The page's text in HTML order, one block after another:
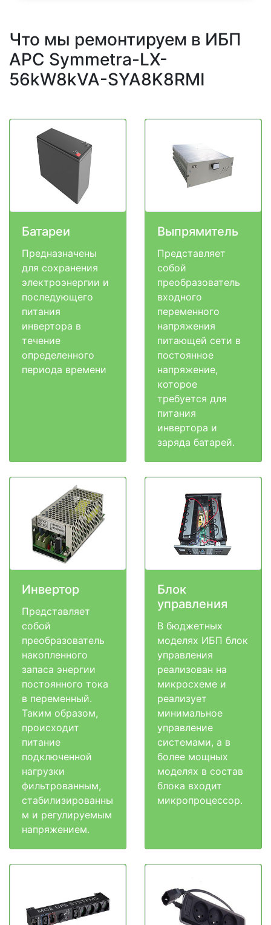
Что мы ремонтируем в ИБП
APC Symmetra-LX-
56kW8kVA-SYA8K8RMI
Батареи
Предназначены
для сохранения
электроэнергии и
последующего
питания
инвертора в
течение
определенного
периода времени
Выпрямитель
Представляет
собой
преобразователь
входного
переменного
напряжения
питающей сети в
постоянное
напряжение,
которое
требуется для
питания
инвертора и
заряда батарей.
Инвертор
Представляет
собой
преобразователь
накопленного
запаса энергии
постоянного тока
в переменный.
Таким образом,
происходит
питание
подключенной
нагрузки
фильтрованным,
стабилизированны
м и регулируемым
напряжением.
Блок
управления
В бюджетных
моделях ИБП блок
управления
реализован на
микросхеме и
реализует
минимальное
управление
системами, а в
более мощных
моделях в состав
блока входит
микропроцессор.